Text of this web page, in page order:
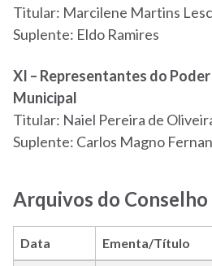
Titular: Marcilene Martins
Suplente: Eldo Ramires
XI – Representantes do
Municipal
Titular: Naiel Pereira de
Suplente: Carlos Magno
Arquivos do Conselho
Data Ementa/Título